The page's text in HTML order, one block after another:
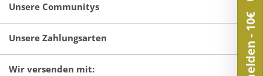
Unsere Communitys
Unsere Zahlungsarten
Wir versenden mit: